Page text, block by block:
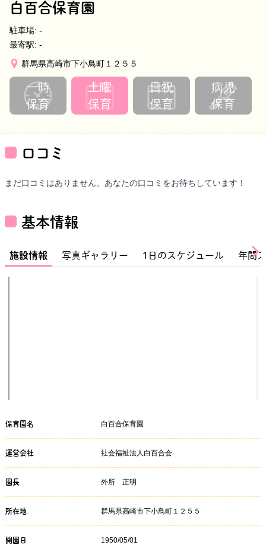
白百合保育園
駐車場: -
最寄駅: -
群馬県高崎市下小鳥町１２５５
一時
保育
土曜
保育
日祝
保育
病児
保育
口コミ
まだ口コミはありません。あなたの口コミをお待ちしています！
基本情報
施設情報 写真ギャラリー 1日のスケジュール 年間
保育園名 白百合保育園
運営会社 社会福祉法人白百合会
園長 外所 正明
所在地 群馬県高崎市下小鳥町１２５５
開園日 1950/05/01